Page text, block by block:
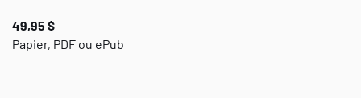
49,95 $
Papier, PDF ou ePub